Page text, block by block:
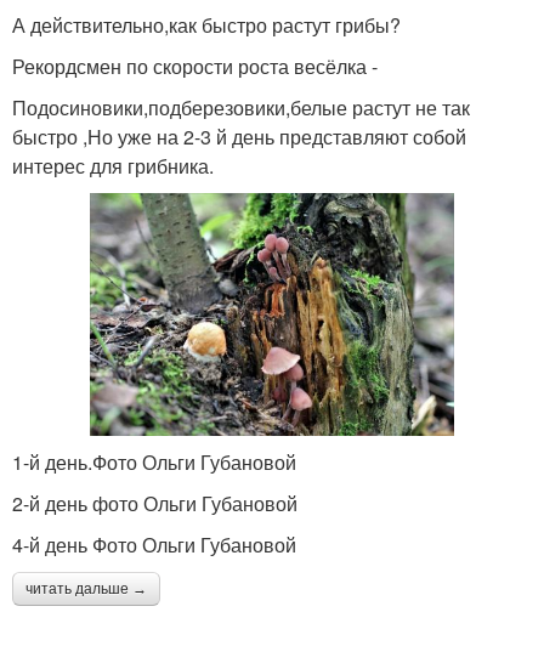
А действительно,как быстро растут грибы?
Рекордсмен по скорости роста весёлка -
Подосиновики,подберезовики,белые растут не так
быстро ,Но уже на 2-3 й день представляют собой
интерес для грибника.
1-й день.Фото Ольги Губановой
2-й день фото Ольги Губановой
4-й день Фото Ольги Губановой
читать дальше →